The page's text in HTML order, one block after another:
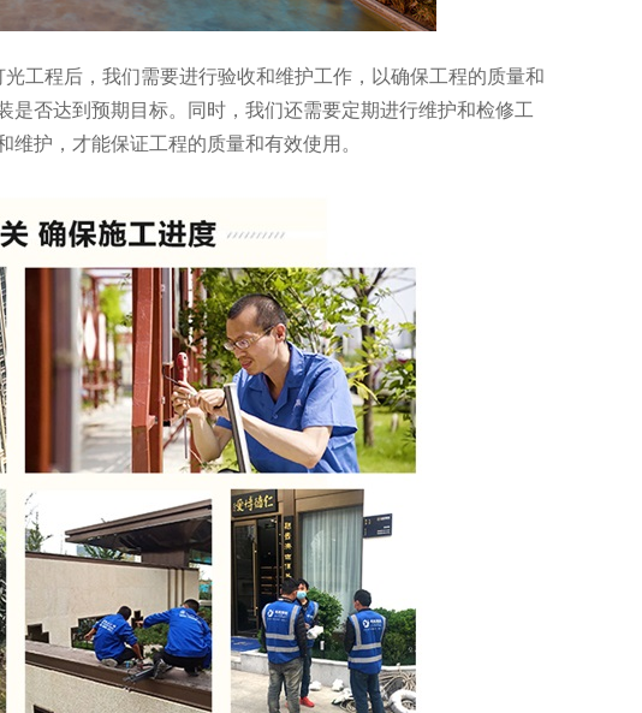
工程后，我们需要进行验收和维护工作，以确保工程的质量和
否达到预期目标。同时，我们还需要定期进行维护和检修工
护，才能保证工程的质量和有效使用。